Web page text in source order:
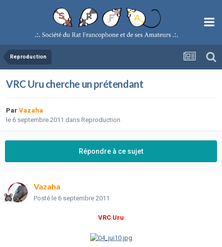
Reproduction
VRC Uru cherche un prétendant
Par Vazaha
le 6 septembre 2011 dans Reproduction
Répondre à ce sujet
Vazaha
Posté le 6 septembre 2011
VRC Uru